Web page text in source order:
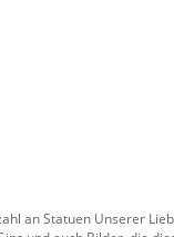
an Statuen Unserer